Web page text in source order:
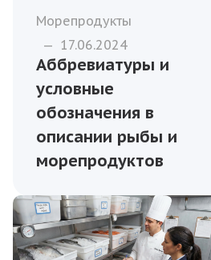
Морепродукты
— 17.06.2024
Аббревиатуры и
условные
обозначения в
описании рыбы и
морепродуктов